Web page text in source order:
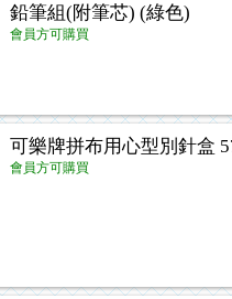
鉛筆組(附筆芯) (綠色)
會員方可購買
可樂牌拼布用心型別針盒
會員方可購買